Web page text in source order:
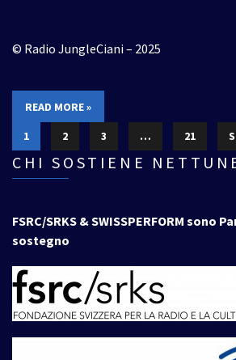
© Radio JungleCiani – 2025
READ MORE »
1
2 3 … 21
CHI SOSTIENE
FSRC/SRKS & SWISSPERFORM sono
sostegno